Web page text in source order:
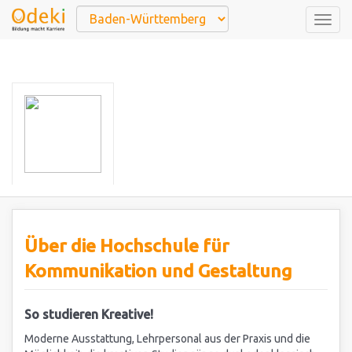
Über die Hochschule für
Kommunikation und Gestaltung
So studieren Kreative!
Moderne Ausstattung, Lehrpersonal aus der Praxis und die